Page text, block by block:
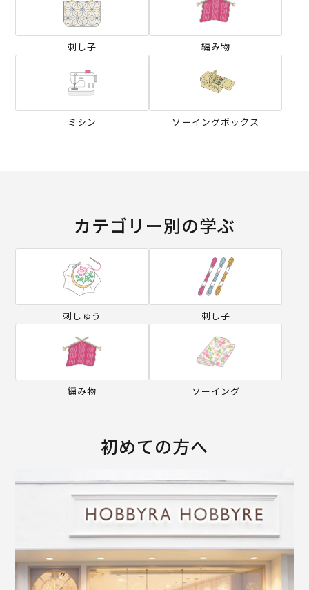
刺し子 編み物
ミシン ソーイングボックス
カテゴリー別の学ぶ
刺しゅう 刺し子
編み物 ソーイング
初めての方へ